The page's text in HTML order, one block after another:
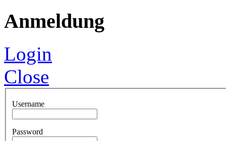
Anmeldung
Login
Close
Username
Password